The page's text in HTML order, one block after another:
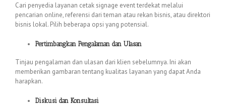
Cari penyedia layanan cetak signage event terdekat melalui
pencarian online, referensi dari teman atau rekan bisnis, atau direktori
bisnis lokal. Pilih beberapa opsi yang potensial.
Pertimbangkan Pengalaman dan Ulasan
Tinjau pengalaman dan ulasan dari klien sebelumnya. Ini akan
memberikan gambaran tentang kualitas layanan yang dapat Anda
harapkan.
Diskusi dan Konsultasi